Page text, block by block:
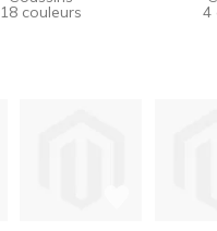
18 couleurs 4